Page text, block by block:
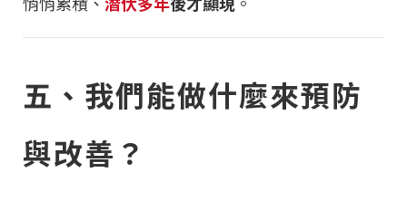
五、我們能做什麼來預防
與改善？